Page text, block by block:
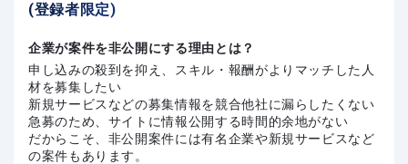
(登録者限定)
企業が案件を非公開にする理由とは？
申し込みの殺到を抑え、スキル・報酬がよりマッチした人
材を募集したい
新規サービスなどの募集情報を競合他社に漏らしたくない
急募のため、サイトに情報公開する時間的余地がない
だからこそ、非公開案件には有名企業や新規サービスなど
の案件もあります。